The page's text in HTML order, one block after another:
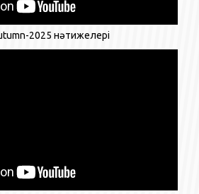
2025 нәтижелері